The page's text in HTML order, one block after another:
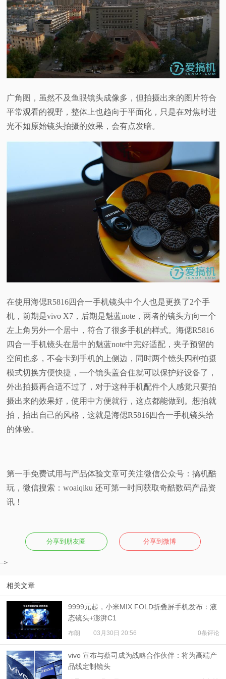
广角图，虽然不及鱼眼镜头成像多，但拍摄出来的图片符合
平常观看的视野，整体上也趋向于平面化，只是在对焦时进
光不如原始镜头拍摄的效果，会有点发暗。
在使用海偲R5816四合一手机镜头中个人也是更换了2个手
机，前期是vivo X7，后期是魅蓝note，两者的镜头方向一个
左上角另外一个居中，符合了很多手机的样式。海偲R5816
四合一手机镜头在居中的魅蓝note中完好适配，夹子预留的
空间也多，不会卡到手机的上侧边，同时两个镜头四种拍摄
模式切换方便快捷，一个镜头盖合住就可以保护好设备了，
外出拍摄再合适不过了，对于这种手机配件个人感觉只要拍
摄出来的效果好，使用中方便就行，这点都能做到。想拍就
拍，拍出自己的风格，这就是海偲R5816四合一手机镜头给
的体验。
第一手免费试用与产品体验文章可关注微信公众号：搞机酷
玩，微信搜索：woaiqiku 还可第一时间获取奇酷数码产品资
讯！
分享到朋友圈 分享到微博
-->
相关文章
9999元起，小米MIX FOLD折叠屏手机发布：液
态镜头+澎湃C1
布朗 03月30日 20:56 0条评论
vivo 宣布与蔡司成为战略合作伙伴：将为高端产
品线定制镜头